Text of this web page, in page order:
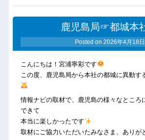
鹿児島局☞都城本
Posted on 2026年4月18日
こんにちは！宮浦寧彩です
この度、鹿児島局から本社の都城に異動す
情報ナビの取材で、鹿児島の様々なところ
できて
本当に楽しかったです
取材にご協力いただいたみなさま、ありが